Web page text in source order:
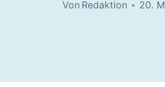
Von Redaktion 20.